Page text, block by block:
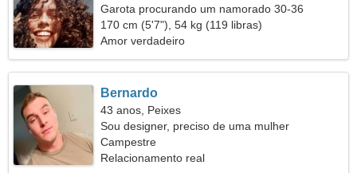
Garota procurando um namorado 30-36
170 cm (5'7"), 54 kg (119 libras)
Amor verdadeiro
Bernardo
43 anos, Peixes
Sou designer, preciso de uma mulher
maravilhosa
Campestre
Relacionamento real